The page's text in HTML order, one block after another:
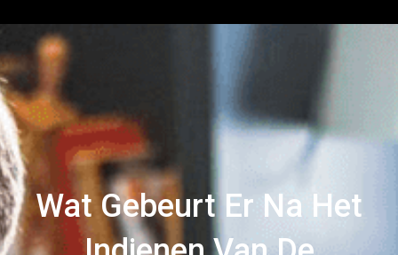
Wat Gebeurt Er Na Het